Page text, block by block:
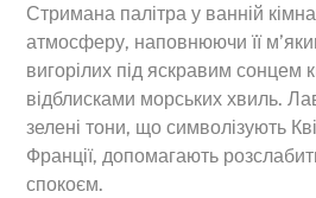
Стримана палітра у ванній
атмосферу, наповнюючи її
вигорілих під яскравим сонцем
відблисками морських хвиль.
зелені тони, що символізують
Франції, допомагають
спокоєм.